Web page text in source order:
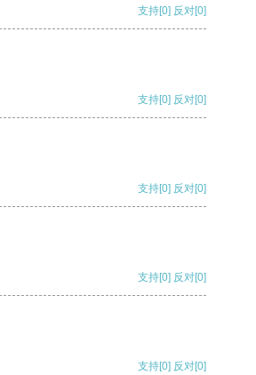
支持[0] 反对[0]
支持[0] 反对[0]
支持[0] 反对[0]
支持[0] 反对[0]
支持[0] 反对[0]